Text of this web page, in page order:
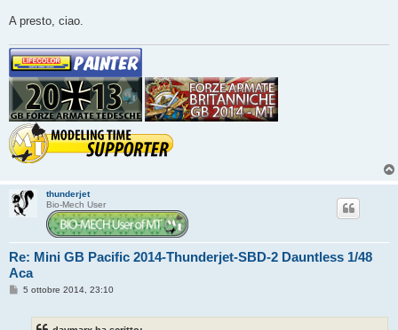
A presto, ciao.
thunderjet
Bio-Mech User
Re: Mini GB Pacific 2014-Thunderjet-SBD-2 Dauntless 1/48
Aca
M5 ottobre 2014, 23:10